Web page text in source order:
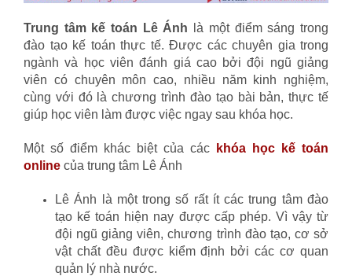
Trung tâm kế toán Lê Ánh là một điểm sáng trong
đào tạo kế toán thực tế. Được các chuyên gia trong
ngành và học viên đánh giá cao bởi đội ngũ giảng
viên có chuyên môn cao, nhiều năm kinh nghiệm,
cùng với đó là chương trình đào tạo bài bản, thực tế
giúp học viên làm được việc ngay sau khóa học.
Một số điểm khác biệt của các
khóa học kế toán
online của trung tâm Lê Ánh
Lê Ánh là một trong số rất ít các trung tâm đào
tạo kế toán hiện nay được cấp phép. Vì vậy từ
đội ngũ giảng viên, chương trình đào tạo, cơ sở
vật chất đều được kiểm định bởi các cơ quan
quản lý nhà nước.